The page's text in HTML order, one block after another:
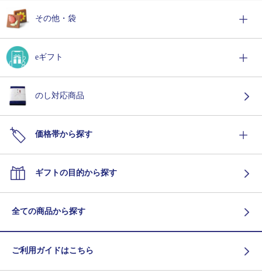
その他・袋
eギフト
のし対応商品
価格帯から探す
ギフトの目的から探す
全ての商品から探す
ご利用ガイドはこちら